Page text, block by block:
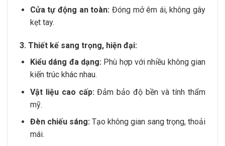
Cửa tự động an toàn: Đóng mở êm ái, không gây
kẹt tay.
3. Thiết kế sang trọng, hiện đại:
Kiểu dáng đa dạng:Phù hợp với nhiều không gian
kiến trúc khác nhau.
Vật liệu cao cấp: Đảm bảo độ bền và tính thẩm
mỹ.
Đèn chiếu sáng:Tạo không gian sang trọng, thoải
mái.